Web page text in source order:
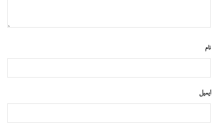
نام
ایمیل